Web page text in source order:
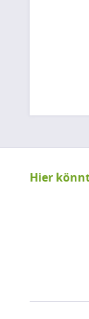
Hier